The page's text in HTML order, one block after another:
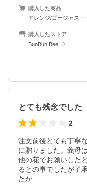
購入した商品
アレンジ/ゴージャス・
購入したストア
BunBun!Bee
とても残念でした
2
注文前後とても丁寧
に贈りました。義母
他の花でお願いした
るとの事でしたが了
たが